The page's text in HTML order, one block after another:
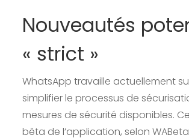
Nouveautés
« strict »
WhatsApp travaille actuellement
simplifier le processus de
mesures de sécurité disponibles.
bêta de l’application, selon